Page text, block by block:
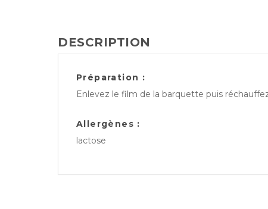
DESCRIPTION
Préparation :
Enlevez le film de la barquette puis
Allergènes :
lactose